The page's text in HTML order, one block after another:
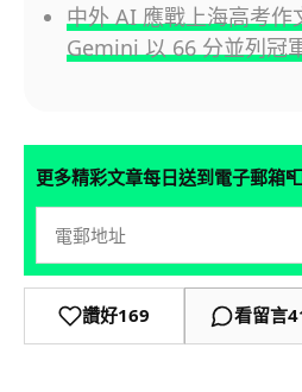
中外 AI 應戰上海高考作
Gemini 以 66 分並列冠
更多精彩文章每日送到電子郵箱
讚好169 看留言